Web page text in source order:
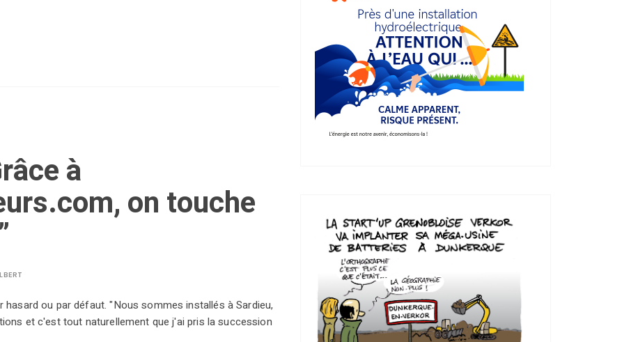
à
on touche
ou par défaut. "Nous sommes installés à Sardieu,
et c'est tout naturellement que j'ai pris la succession